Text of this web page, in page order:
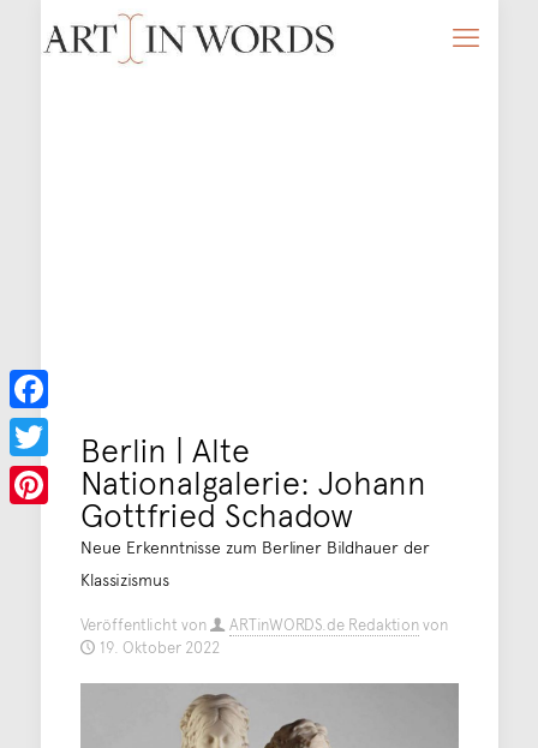
Berlin | Alte
Nationalgalerie: Johann
Gottfried Schadow
Neue Erkenntnisse zum Berliner Bildhauer der
Klassizismus
Veröffentlicht von ARTinWORDS.de Redaktionvon
19. Oktober 2022
Facebook
Twitter